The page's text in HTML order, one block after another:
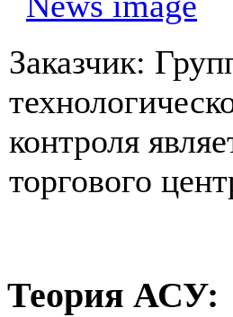
Заказчик:
контроля
торгового
Теория АСУ: